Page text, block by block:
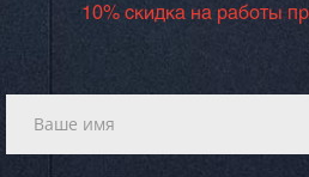
10% скидка на работы